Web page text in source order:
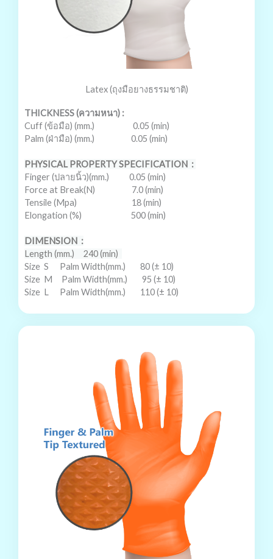
Latex (ถุงมือยางธรรมชาติ)
THICKNESS (ความหนา) :
Cuff (ข้อมือ) (mm.) 0.05 (min)
Palm (ฝ่ามือ) (mm.) 0.05 (min)
PHYSICAL PROPERTY SPECIFICATION :
Finger (ปลายนิ้ว)(mm.) 0.05 (min)
Force at Break(N) 7.0 (min)
Tensile (Mpa) 18 (min)
Elongation (%) 500 (min)
DIMENSION :
Length (mm.)
240 (min)
Size S Palm Width(mm.)
80 (± 10)
Size M Palm Width(mm.)
95 (± 10)
Size L Palm Width(mm.) 110 (± 10)